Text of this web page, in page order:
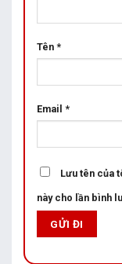
Tên *
Email *
Lưu tên của
này cho lần bình